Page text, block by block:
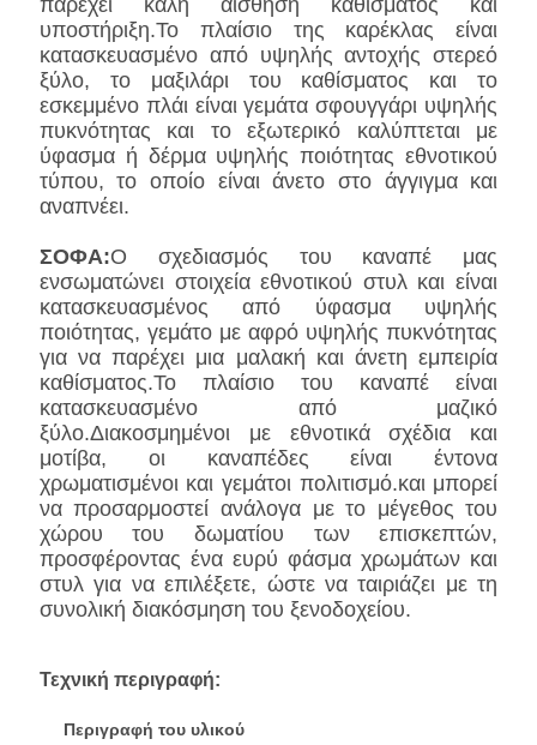
παρέχει καλή αίσθηση καθίσματος και
υποστήριξη.Το πλαίσιο της καρέκλας είναι
κατασκευασμένο από υψηλής αντοχής στερεό
ξύλο, το μαξιλάρι του καθίσματος και το
εσκεμμένο πλάι είναι γεμάτα σφουγγάρι υψηλής
πυκνότητας και το εξωτερικό καλύπτεται με
ύφασμα ή δέρμα υψηλής ποιότητας εθνοτικού
τύπου, το οποίο είναι άνετο στο άγγιγμα και
αναπνέει.
ΣΟΦΑ:Ο σχεδιασμός του καναπέ μας
ενσωματώνει στοιχεία εθνοτικού στυλ και είναι
κατασκευασμένος από ύφασμα υψηλής
ποιότητας, γεμάτο με αφρό υψηλής πυκνότητας
για να παρέχει μια μαλακή και άνετη εμπειρία
καθίσματος.Το πλαίσιο του καναπέ είναι
κατασκευασμένο από μαζικό
ξύλο.Διακοσμημένοι με εθνοτικά σχέδια και
μοτίβα, οι καναπέδες είναι έντονα
χρωματισμένοι και γεμάτοι πολιτισμό.και μπορεί
να προσαρμοστεί ανάλογα με το μέγεθος του
χώρου του δωματίου των επισκεπτών,
προσφέροντας ένα ευρύ φάσμα χρωμάτων και
στυλ για να επιλέξετε, ώστε να ταιριάζει με τη
συνολική διακόσμηση του ξενοδοχείου.
Τεχνική περιγραφή:
Περιγραφή του υλικού